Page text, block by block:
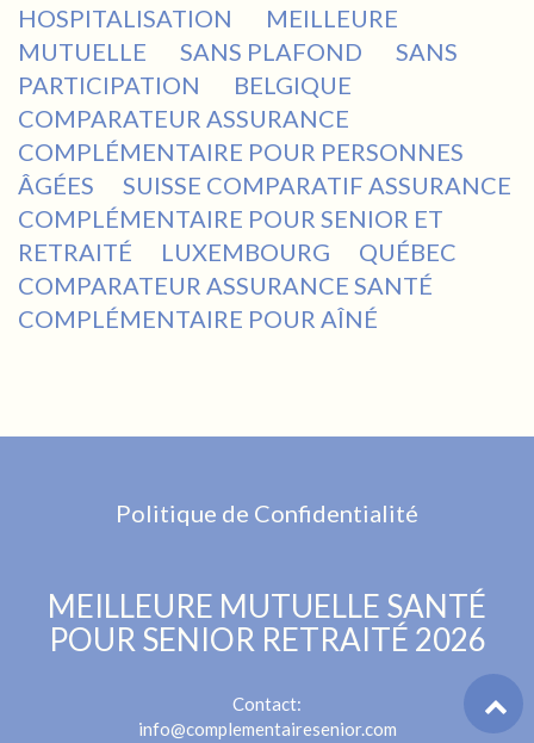
HOSPITALISATION
MEILLEURE
MUTUELLE
SANS PLAFOND
SANS
PARTICIPATION
BELGIQUE
COMPARATEUR ASSURANCE
COMPLÉMENTAIRE POUR PERSONNES
ÂGÉES
SUISSE COMPARATIF ASSURANCE
COMPLÉMENTAIRE POUR SENIOR ET
RETRAITÉ
LUXEMBOURG
QUÉBEC
COMPARATEUR ASSURANCE SANTÉ
COMPLÉMENTAIRE POUR AÎNÉ
Politique de Confidentialité
MEILLEURE MUTUELLE SANTÉ
POUR SENIOR RETRAITÉ 2026
Contact:
info@complementairesenior.com